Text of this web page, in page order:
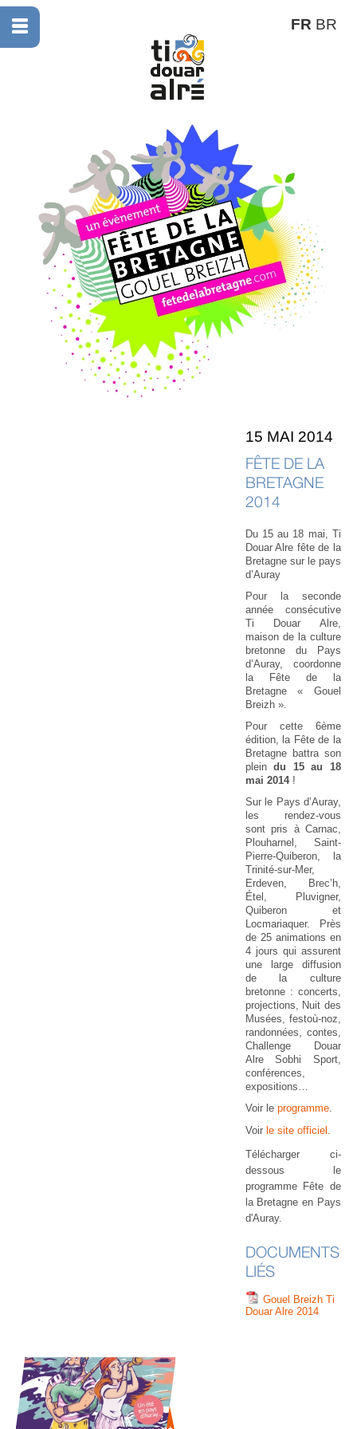
FR BR
15 MAI 2014
FÊTE DE LA
BRETAGNE
2014
Du 15 au 18 mai, Ti
Douar Alre fête de la
Bretagne sur le pays
d’Auray
Pour la seconde
année consécutive
Ti Douar Alre,
maison de la culture
bretonne du Pays
d’Auray, coordonne
la Fête de la
Bretagne « Gouel
Breizh ».
Pour cette 6ème
édition, la Fête de la
Bretagne battra son
pleindu 15 au 18
mai 2014!
Sur le Pays d’Auray,
les rendez-vous
sont pris à Carnac,
Plouharnel, Saint-
Pierre-Quiberon, la
Trinité-sur-Mer,
Erdeven, Brec’h,
Étel, Pluvigner,
Quiberon et
Locmariaquer. Près
de 25 animations en
4 jours qui assurent
une large diffusion
de la culture
bretonne : concerts,
projections, Nuit des
Musées, festoù-noz,
randonnées, contes,
Challenge Douar
Alre Sobhi Sport,
conférences,
expositions…
Voir le programme.
Voir le site officiel.
Télécharger ci-
dessous le
programme Fête de
la Bretagne en Pays
d'Auray.
DOCUMENTS
LIÉS
Gouel Breizh Ti
Douar Alre 2014